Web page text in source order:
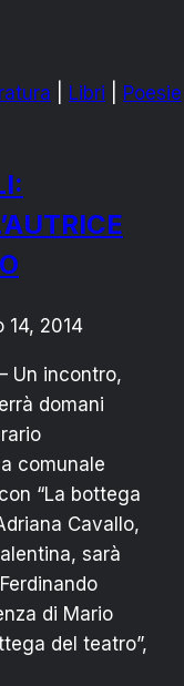
Libri Poesie
14, 2014
Un incontro,
domani
comunale
“La bottega
Cavallo,
sarà
di Mario
del teatro”,